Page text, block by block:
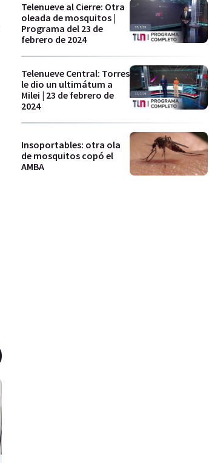
Telenueve al Cierre: Otra
oleada de mosquitos |
Programa del 23 de
febrero de 2024
Telenueve Central: Torres
le dio un ultimátum a
Milei | 23 de febrero de
2024
Insoportables: otra ola
de mosquitos copó el
AMBA